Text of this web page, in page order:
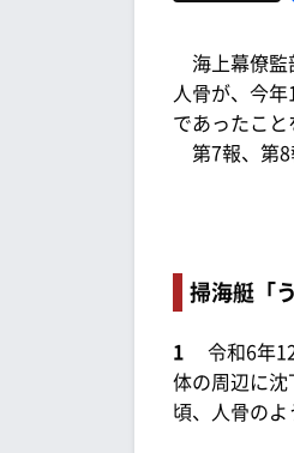
海上幕僚監
人骨が、今
であったこと
第7報、第8
掃海艇「
1
令和6年
体の周辺に
頃、人骨のよ